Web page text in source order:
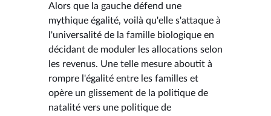
Alors que la gauche défend une
mythique égalité, voilà qu'elle s'attaque à
l'universalité de la famille biologique en
décidant de moduler les allocations selon
les revenus. Une telle mesure aboutit à
rompre l'égalité entre les familles et
opère un glissement de la politique de
natalité vers une politique de